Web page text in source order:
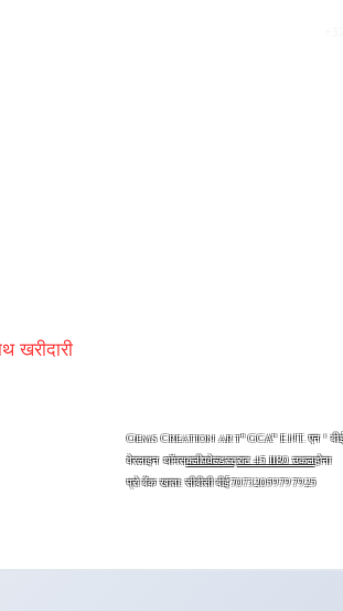
खरीदारी
Gems Creation art® GCA™ ENT. एन ° बीई
वेरलाइन थॉमसक्लीपवेल्डस्ट्राट 45 1180 उकलहोना
प्रो बैंक खाता: सीबीसी बीई70732059797925